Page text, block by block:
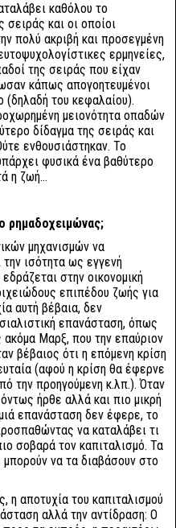
καθόλου το
σειράς και οι οποίοι
πολύ ακριβή και προσεγμένη
ερμηνείες,
της σειράς που είχαν
κάπως απογοητευμένοι
(δηλαδή του κεφαλαίου).
μειονότητα οπαδών
δίδαγμα της σειράς και
ενθουσιάστηκαν. Το
φυσικά ένα βαθύτερο
η ζωή...
ρημαδοχειμώνας;
μηχανισμών να
την ισότητα ως εγγενή
στην οικονομική
επιπέδου ζωής για
αυτή βέβαια, δεν
επανάσταση, όπως
Μαρξ, που την επαύριον
βέβαιος ότι η επόμενη κρίση
(αφού η κρίση θα έφερνε
την προηγούμενη κ.λπ.). Όταν
ήρθε αλλά και πιο μικρή
επανάσταση δεν έφερε, το
να καταλάβει τι
σοβαρά τον καπιταλισμό. Τα
να τα διαβάσουν στο
η αποτυχία του καπιταλισμού
αλλά την αντίδραση: Ο